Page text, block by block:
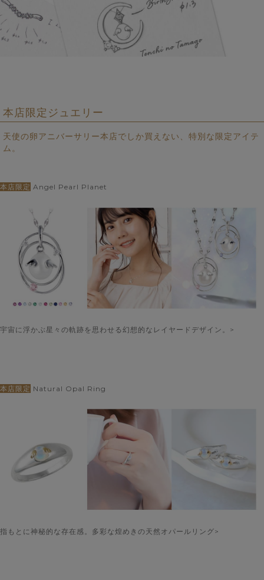
本店限定ジュエリー
天使の卵アニバーサリー本店でしか買えない、特別な限定アイテ
ム。
本店限定 Angel Pearl Planet
宇宙に浮かぶ星々の軌跡を思わせる幻想的なレイヤードデザイン。>
本店限定 Natural Opal Ring
指もとに神秘的な存在感。多彩な煌めきの天然オパールリング>